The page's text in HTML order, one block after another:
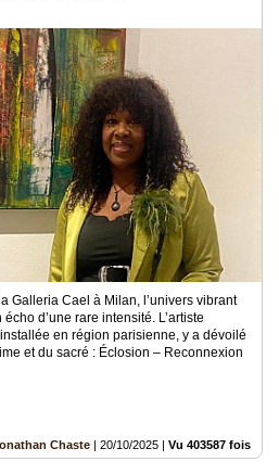
Galleria Cael à Milan, l’univers vibrant
d’une rare intensité. L’artiste
en région parisienne, y a dévoilé
et du sacré : Éclosion – Reconnexion
Chaste | 20/10/2025 | Vu 403587 fois